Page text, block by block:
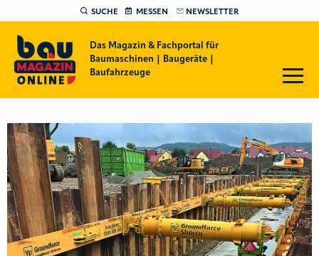
SUCHE MESSEN NEWSLETTER
Das Magazin & Fachportal für
Baumaschinen | Baugeräte |
Baufahrzeuge